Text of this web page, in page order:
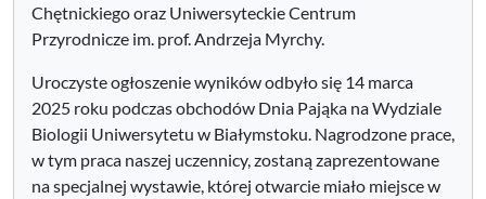
Chętnickiego oraz Uniwersyteckie Centrum
Przyrodnicze im. prof. Andrzeja Myrchy.
Uroczyste ogłoszenie wyników odbyło się 14 marca
2025 roku podczas obchodów Dnia Pająka na Wydziale
Biologii Uniwersytetu w Białymstoku. Nagrodzone prace,
w tym praca naszej uczennicy, zostaną zaprezentowane
na specjalnej wystawie, której otwarcie miało miejsce w